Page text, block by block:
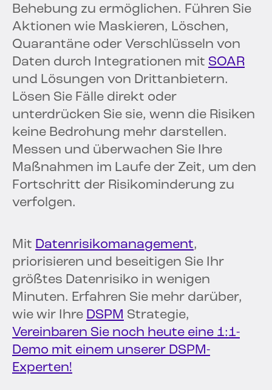
Behebung zu ermöglichen. Führen Sie
Aktionen wie Maskieren, Löschen,
Quarantäne oder Verschlüsseln von
Daten durch Integrationen mit SOAR
und Lösungen von Drittanbietern.
Lösen Sie Fälle direkt oder
unterdrücken Sie sie, wenn die Risiken
keine Bedrohung mehr darstellen.
Messen und überwachen Sie Ihre
Maßnahmen im Laufe der Zeit, um den
Fortschritt der Risikominderung zu
verfolgen.
Mit Datenrisikomanagement,
priorisieren und beseitigen Sie Ihr
größtes Datenrisiko in wenigen
Minuten. Erfahren Sie mehr darüber,
wie wir Ihre DSPM Strategie,
Vereinbaren Sie noch heute eine 1:1-
Demo mit einem unserer DSPM-
Experten!